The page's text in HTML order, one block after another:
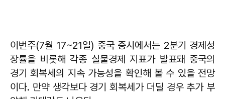
이번주(7월 17~21일) 중국 증시에서는 2분기 경제성
장률을 비롯해 각종 실물경제 지표가 발표돼 중국의
경기 회복세의 지속 가능성을 확인해 볼 수 있을 전망
이다. 만약 생각보다 경기 회복세가 더딜 경우 추가 부